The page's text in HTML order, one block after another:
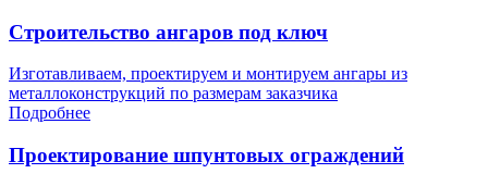
Строительство ангаров под ключ
Изготавливаем, проектируем и монтируем ангары из
металлоконструкций по размерам заказчика
Подробнее
Проектирование шпунтовых ограждений